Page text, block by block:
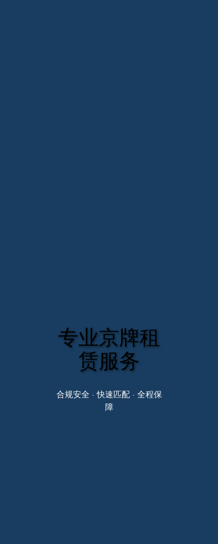
专业京牌租
赁服务
合规安全 · 快速匹配 · 全程保
障